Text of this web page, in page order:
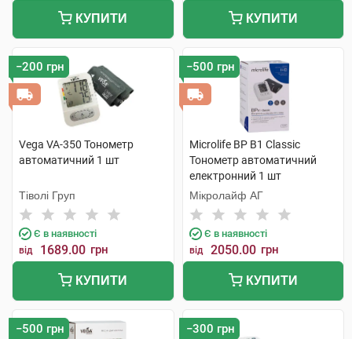
КУПИТИ КУПИТИ
−200 грн
Vega VA-350 Тонометр
автоматичний 1 шт
Тіволі Груп
Є в наявності
від 1689.00 грн
КУПИТИ
−500 грн
Microlife BP B1 Classic
Тонометр автоматичний
електронний 1 шт
Мікролайф AГ
Є в наявності
від 2050.00 грн
КУПИТИ
−500 грн −300 грн